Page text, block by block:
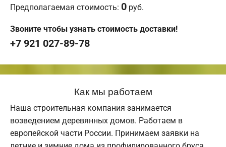
Предполагаемая стоимость: 0 руб.
Звоните чтобы узнать стоимость доставки!
+7 921 027-89-78
Как мы работаем
Наша строительная компания занимается
возведением деревянных домов. Работаем в
европейской части России. Принимаем заявки на